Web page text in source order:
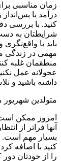
زمان مناسبی
درآمد یا پس‌انداز
کنید. با بررسی
شرایطتان به دست
باید با
مهمی در زندگی
منطقمان غلبه
عجولانه عمل
داشته باشید و
متولدین شهریور
امروز ممکن
آنها فراتر از
بسیار مهم
کنید با اضافه
را از خودتان